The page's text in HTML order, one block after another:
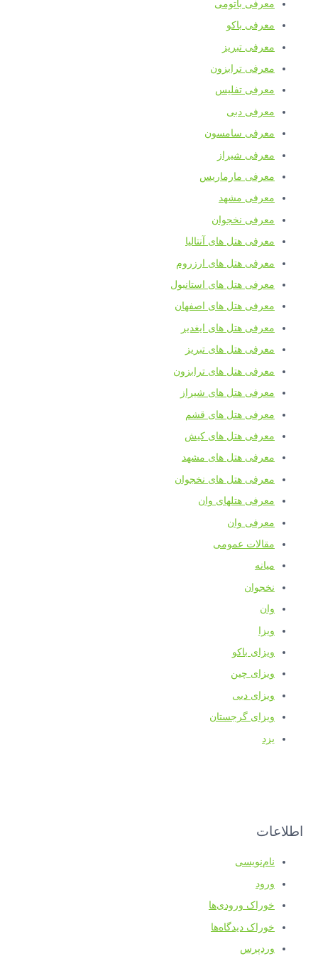
معرفی باتومی
معرفی باکو
معرفی تبریز
معرفی ترابزون
معرفی تفلیس
معرفی دبی
معرفی سامسون
معرفی شیراز
معرفی مارماریس
معرفی مشهد
معرفی نخجوان
معرفی هتل های آنتالیا
معرفی هتل های ارزروم
معرفی هتل های استانبول
معرفی هتل های اصفهان
معرفی هتل های ایغدیر
معرفی هتل های تبریز
معرفی هتل های ترابزون
معرفی هتل های شیراز
معرفی هتل های قشم
معرفی هتل های کیش
معرفی هتل های مشهد
معرفی هتل های نخجوان
معرفی هتلهای وان
معرفی وان
مقالات عمومی
میانه
نخجوان
وان
ویزا
ویزای باکو
ویزای چین
ویزای دبی
ویزای گرجستان
یزد
اطلاعات
نام‌نویسی
ورود
خوراک ورودی‌ها
خوراک دیدگاه‌ها
وردپرس